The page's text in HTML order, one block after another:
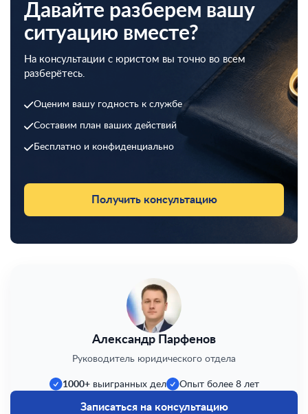
Давайте разберем вашу
ситуацию вместе?
На консультации с юристом вы точно во всем
разберётесь.
Оценим вашу годность к службе
Составим план ваших действий
Бесплатно и конфиденциально
Получить консультацию
Александр Парфенов
Руководитель юридического отдела
1000+выигранных дел Опыт более 8 лет
Записаться на консультацию